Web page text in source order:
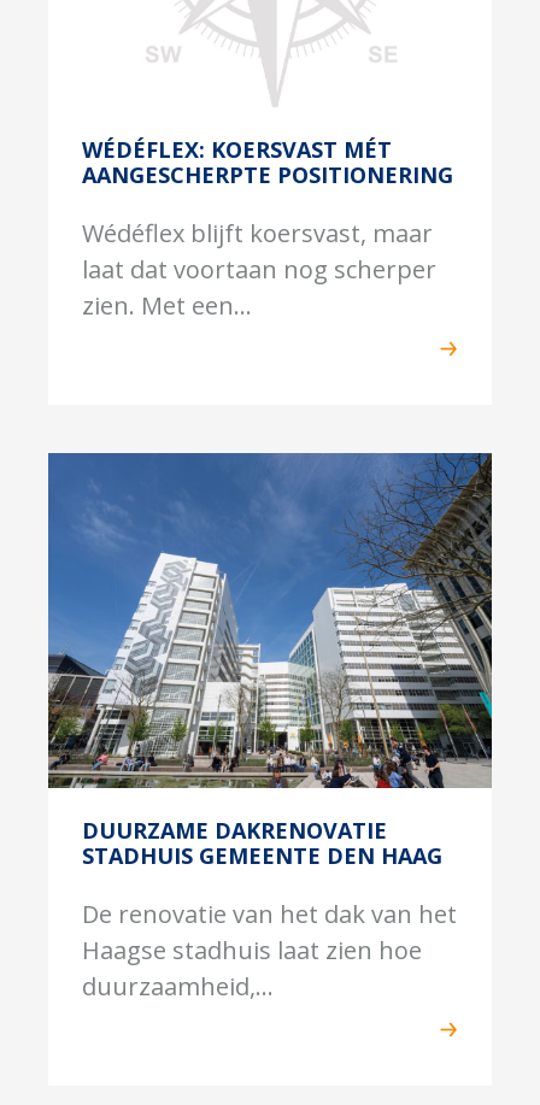
WÉDÉFLEX: KOERSVAST MÉT
AANGESCHERPTE POSITIONERING
Wédéflex blijft koersvast, maar
laat dat voortaan nog scherper
zien. Met een...
DUURZAME DAKRENOVATIE
STADHUIS GEMEENTE DEN HAAG
De renovatie van het dak van het
Haagse stadhuis laat zien hoe
duurzaamheid,...